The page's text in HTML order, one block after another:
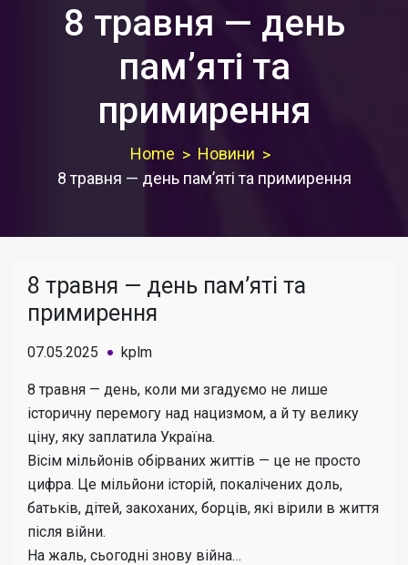
8 травня — день
пам’яті та
примирення
Home
Новини
8 травня — день пам’яті та примирення
8 травня — день пам’яті та
примирення
07.05.2025 kplm
8 травня — день, коли ми згадуємо не лише
історичну перемогу над нацизмом, а й ту велику
ціну, яку заплатила Україна.
Вісім мільйонів обірваних життів — це не просто
цифра. Це мільйони історій, покалічених доль,
батьків, дітей, закоханих, борців, які вірили в життя
після війни.
На жаль, сьогодні знову війна…